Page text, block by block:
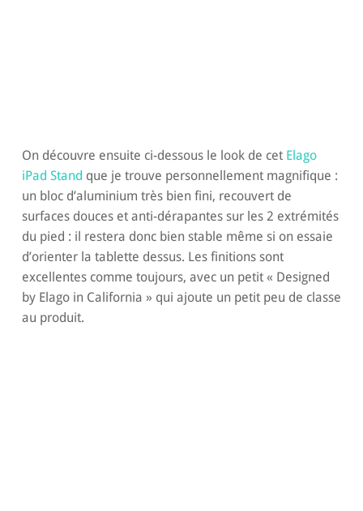
On découvre ensuite ci-dessous le look de cet Elago
iPad Stand que je trouve personnellement magnifique :
un bloc d’aluminium très bien fini, recouvert de
surfaces douces et anti-dérapantes sur les 2 extrémités
du pied : il restera donc bien stable même si on essaie
d’orienter la tablette dessus. Les finitions sont
excellentes comme toujours, avec un petit « Designed
by Elago in California » qui ajoute un petit peu de classe
au produit.